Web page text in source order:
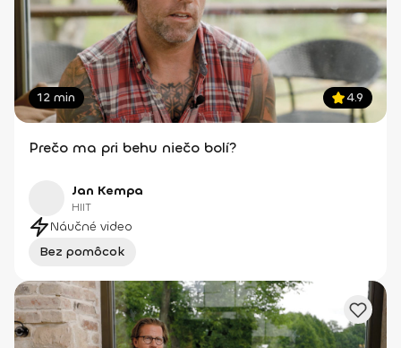
12 min 4.9
Prečo ma pri behu niečo bolí?
Jan Kempa
HIIT
Náučné video
Bez pomôcok